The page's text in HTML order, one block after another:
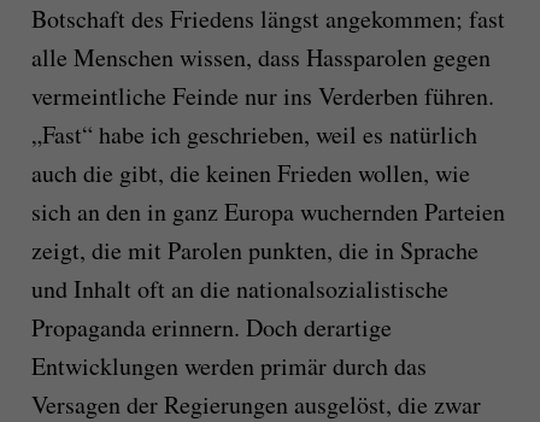
Botschaft des Friedens längst angekommen; fast
alle Menschen wissen, dass Hassparolen gegen
vermeintliche Feinde nur ins Verderben führen.
„Fast“ habe ich geschrieben, weil es natürlich
auch die gibt, die keinen Frieden wollen, wie
sich an den in ganz Europa wuchernden Parteien
zeigt, die mit Parolen punkten, die in Sprache
und Inhalt oft an die nationalsozialistische
Propaganda erinnern. Doch derartige
Entwicklungen werden primär durch das
Versagen der Regierungen ausgelöst, die zwar